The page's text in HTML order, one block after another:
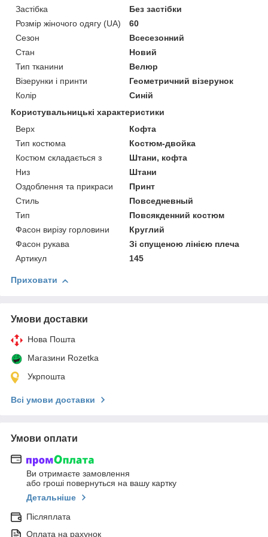
Застібка
Без застібки
Розмір жіночого одягу (UA)
60
Сезон
Всесезонний
Стан
Новий
Тип тканини
Велюр
Візерунки і принти
Геометричний візерунок
Колір
Синій
Користувальницькі характеристики
Верх
Кофта
Тип костюма
Костюм-двойка
Костюм складається з
Штани, кофта
Низ
Штани
Оздоблення та прикраси
Принт
Стиль
Повседневный
Тип
Повсякденний костюм
Фасон вирізу горловини
Круглий
Фасон рукава
Зі спущеною лінією плеча
Артикул
145
Приховати
Умови доставки
Нова Пошта
Магазини Rozetka
Укрпошта
Всі умови доставки
Умови оплати
Ви отримаєте замовлення
або гроші повернуться на вашу картку
Детальніше
Післяплата
Оплата на рахунок